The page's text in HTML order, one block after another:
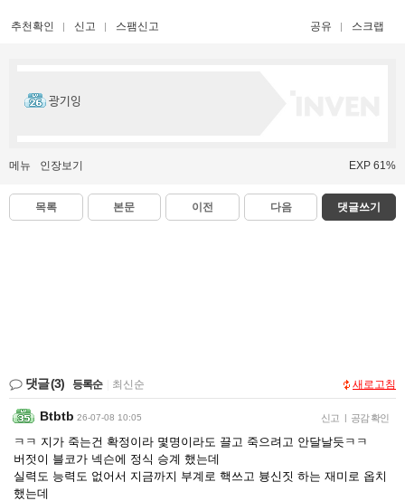
추천확인 신고 스팸신고 공유 스크랩
광기잉
메뉴 인장보기 EXP 61%
목록 본문 이전 다음 댓글쓰기
댓글(3) 등록순 최신순 새로고침
Btbtb 26-07-08 10:05 신고 | 공감 확인
ㅋㅋ 지가 죽는건 확정이라 몇명이라도 끌고 죽으려고 안달날듯ㅋㅋ
버젓이 블코가 넥슨에 정식 승계 했는데
실력도 능력도 없어서 지금까지 부계로 핵쓰고 븅신짓 하는 재미로 옵치
했는데